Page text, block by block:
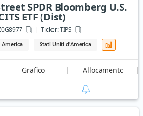
SPDR Bloomberg U.S.
ETF (Dist)
Ticker:TIPS
America Stati Uniti d'America
Grafico Allocamento